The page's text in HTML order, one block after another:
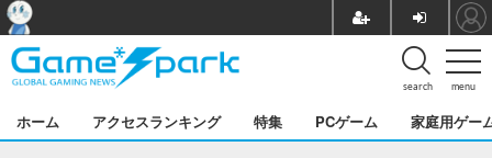
menu
search
ホーム アクセスランキング 特集 PCゲーム 家庭用ゲー